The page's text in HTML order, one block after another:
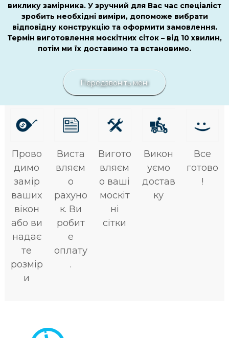
виклику замірника. У зручний для Вас час спеціаліст
зробить необхідні виміри, допоможе вибрати
відповідну конструкцію та оформити замовлення.
Термін виготовлення москітних сіток – від 10 хвилин,
потім ми їх доставимо та встановимо.
Передзвоніть мені
Прово
димо
замір
ваших
вікон
або ви
надає
те
розмір
и
Виста
вляєм
о
рахуно
к. Ви
робит
е
оплату
.
Вигото
вляєм
о ваші
москіт
ні
сітки
Викон
уємо
достав
ку
Все
готово
!